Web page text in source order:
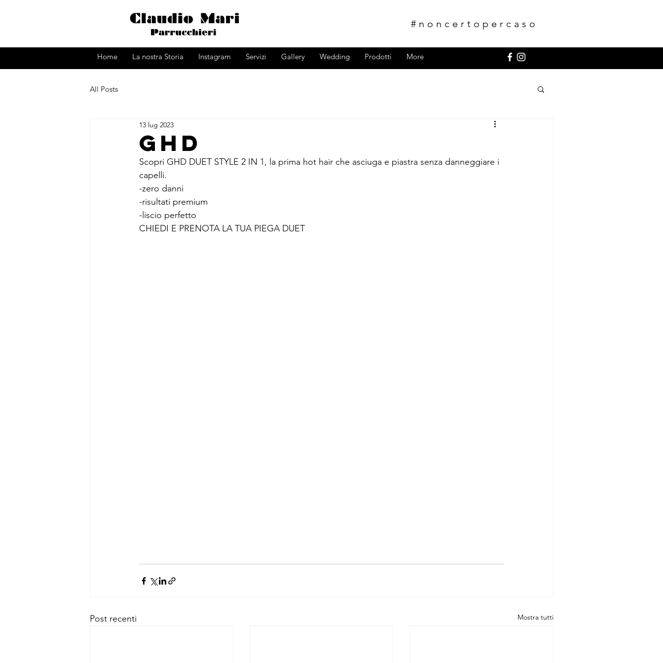
#noncertopercaso
Home La nostra Storia Instagram Servizi Gallery Wedding Prodotti More
All Posts
ghd
13 lug 2023
Scopri GHD DUET STYLE 2 IN 1, la prima hot hair che asciuga e piastra senza danneggiare i
capelli.
-zero danni
-risultati premium
-liscio perfetto
CHIEDI E PRENOTA LA TUA PIEGA DUET
Post recenti Mostra tutti